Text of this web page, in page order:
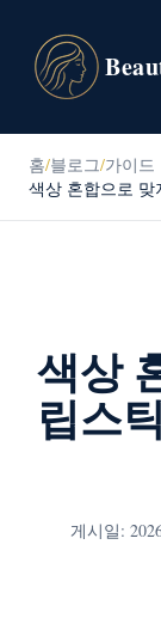
홈/블로그/가이드
색상 혼합으로 맞
색상
립스
게시일: